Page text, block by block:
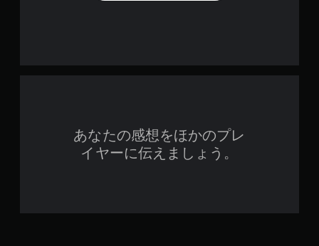
あなたの感想をほかのプレ
イヤーに伝えましょう。